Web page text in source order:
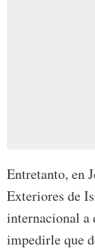
Entretanto, en
Exteriores de
internacional a
impedirle que